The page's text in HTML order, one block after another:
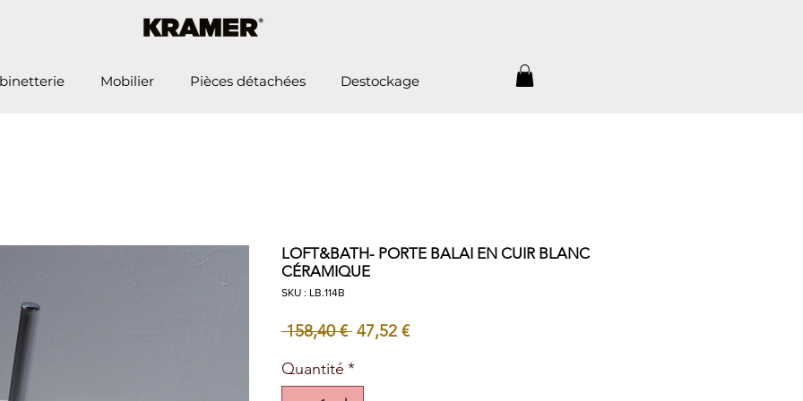
Mobilier Pièces détachées Destockage
LOFT&BATH- PORTE BALAI EN CUIR BLANC
CÉRAMIQUE
SKU : LB.114B
158,40 € Prix
47,52 €Prix
Quantité *